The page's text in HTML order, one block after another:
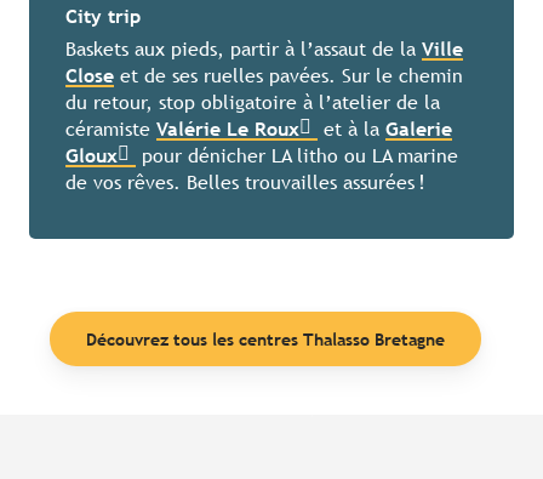
City trip
Baskets aux pieds, partir à l’assaut de la Ville
Close et de ses ruelles pavées. Sur le chemin
du retour, stop obligatoire à l’atelier de la
céramiste Valérie Le Roux et à la Galerie
Gloux
pour dénicher LA litho ou LA marine
de vos rêves. Belles trouvailles assurées !
Découvrez tous les centres Thalasso Bretagne